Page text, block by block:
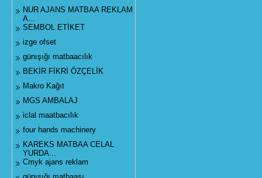
NUR AJANS MATBAA REKLAM
A...
SEMBOL ETİKET
izge ofset
günışığı matbaacılık
BEKİR FİKRİ ÖZÇELİK
Makro Kağıt
MGS AMBALAJ
iclal maatbacılık
four hands machinery
KAREKS MATBAA CELAL
YURDA...
Cmyk ajans reklam